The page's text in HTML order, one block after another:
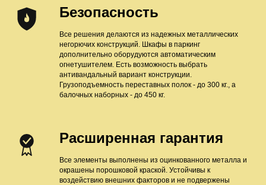
Безопасность
Все решения делаются из надежных металлических
негорючих конструкций. Шкафы в паркинг
дополнительно оборудуются автоматическим
огнетушителем. Есть возможность выбрать
антивандальный вариант конструкции.
Грузоподъемность переставных полок - до 300 кг., а
балочных наборных - до 450 кг.
Расширенная гарантия
Все элементы выполнены из оцинкованного металла и
окрашены порошковой краской. Устойчивы к
воздействию внешних факторов и не подвержены